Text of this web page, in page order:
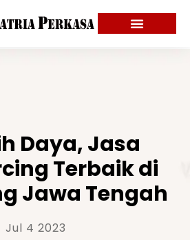
Daya, Jasa
Terbaik di
Jawa Tengah
Jul 4 2023